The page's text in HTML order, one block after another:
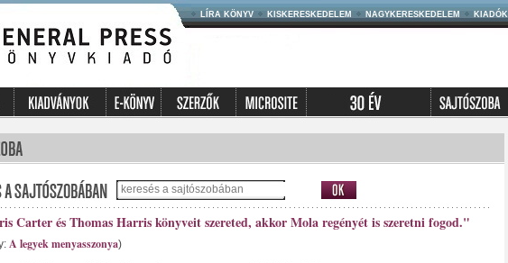
LÍRA KÖNYV KISKERESKEDELEM NAGYKERESKEDELEM KIADÓK
Carter és Thomas Harris könyveit szereted, akkor Mola regényét is szeretni fogod."
A legyek menyasszonya)